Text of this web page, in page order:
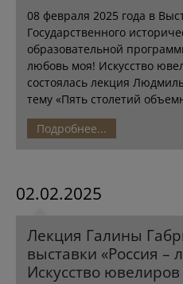
08 февраля 2025 года в
Государственного
образовательной
любовь моя! Искусство
состоялась лекция
тему «Пять столетий
Подробнее...
02.02.2025
Лекция Галины
выставки «Россия –
Искусство ювелиров